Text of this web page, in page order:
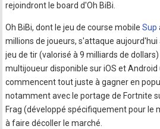
rejoindront le board d'Oh BiBi.
Oh BiBi, dont le jeu de course mobileSup
millions de joueurs, s'attaque
jeu de tir (valorisé à 9 milliards de
multijoueur disponible sur iOS et
commencent tout juste à gagner en
notamment avec le portage de Fortnite
Frag (développé spécifiquement pour le
à faire décoller le marché.